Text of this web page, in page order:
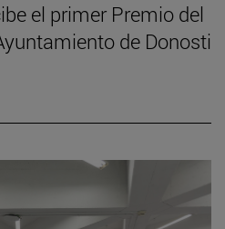
el primer Premio del
de Donosti